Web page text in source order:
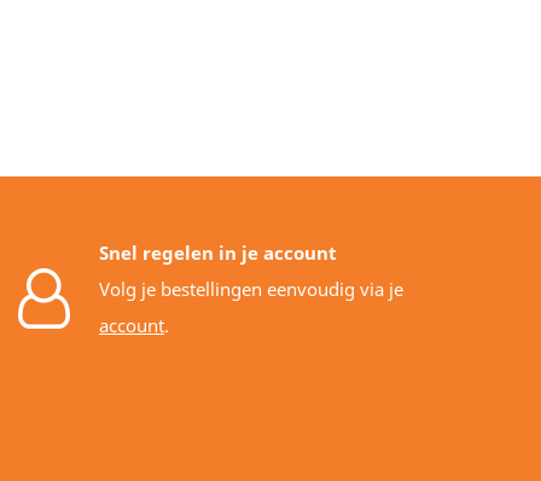
Snel regelen in je account
Volg je bestellingen eenvoudig via je
account.